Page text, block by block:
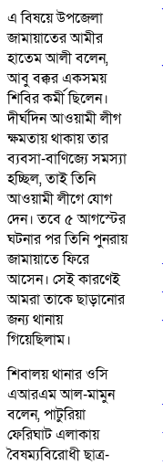
এ বিষয়ে উপজেলা
জামায়াতের আমীর
হাতেম আলী বলেন,
আবু বক্কর একসময়
শিবির কর্মী ছিলেন।
দীর্ঘদিন আওয়ামী লীগ
ক্ষমতায় থাকায় তার
ব্যবসা-বাণিজ্যে সমস্যা
হচ্ছিল, তাই তিনি
আওয়ামী লীগে যোগ
দেন। তবে ৫ আগস্টের
ঘটনার পর তিনি পুনরায়
জামায়াতে ফিরে
আসেন। সেই কারণেই
আমরা তাকে ছাড়ানোর
জন্য থানায়
গিয়েছিলাম।
শিবালয় থানার ওসি
এআরএম আল-মামুন
বলেন, পাটুরিয়া
ফেরিঘাট এলাকায়
বৈষম্যবিরোধী ছাত্র-